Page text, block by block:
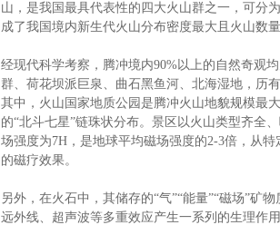
山，是我国最具代表性的四大火山群之一，可分
成了我国境内新生代火山分布密度最大且火山数量
经现代科学考察，腾冲境内90%以上的自然奇观
群、荷花坝派巨泉、曲石黑鱼河、北海湿地，历
其中，火山国家地质公园是腾冲火山地貌规模最
的“北斗七星”链珠状分布。景区以火山类型齐全
场强度为7H，是地球平均磁场强度的2-3倍，从
的磁疗效果。
另外，在火石中，其储存的“气”“能量”“磁场”矿
远外线、超声波等多重效应产生一系列的生理作